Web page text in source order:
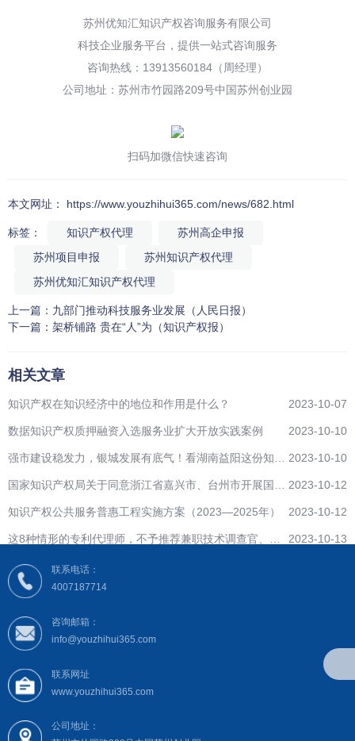
苏州优知汇知识产权咨询服务有限公司
科技企业服务平台，提供一站式咨询服务
咨询热线：13913560184（周经理）
公司地址：苏州市竹园路209号中国苏州创业园
扫码加微信快速咨询
本文网址： https://www.youzhihui365.com/news/682.html
标签： 知识产权代理
苏州高企申报
苏州项目申报
苏州知识产权代理
苏州优知汇知识产权代理
上一篇： 九部门推动科技服务业发展（人民日报）
下一篇： 架桥铺路 贵在“人”为（知识产权报）
相关文章
2023-10-07
知识产权在知识经济中的地位和作用是什么？
2023-10-10
数据知识产权质押融资入选服务业扩大开放实践案例
2023-10-10
强市建设稳发力，银城发展有底气！看湖南益阳这份知识
2023-10-12
国家知识产权局关于同意浙江省嘉兴市、台州市开展国家
2023-10-12
知识产权公共服务普惠工程实施方案（2023—2025年）
2023-10-13
这8种情形的专利代理师，不予推荐兼职技术调查官、技
联系电话：
4007187714
咨询邮箱：
info@youzhihui365.com
联系网址
www.youzhihui365.com
公司地址：